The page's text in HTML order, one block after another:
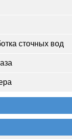
сточных вод